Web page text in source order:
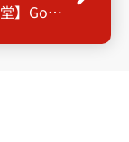
【羽昇小學堂】Google Workspace (舊稱 G Suite)日曆預約功能